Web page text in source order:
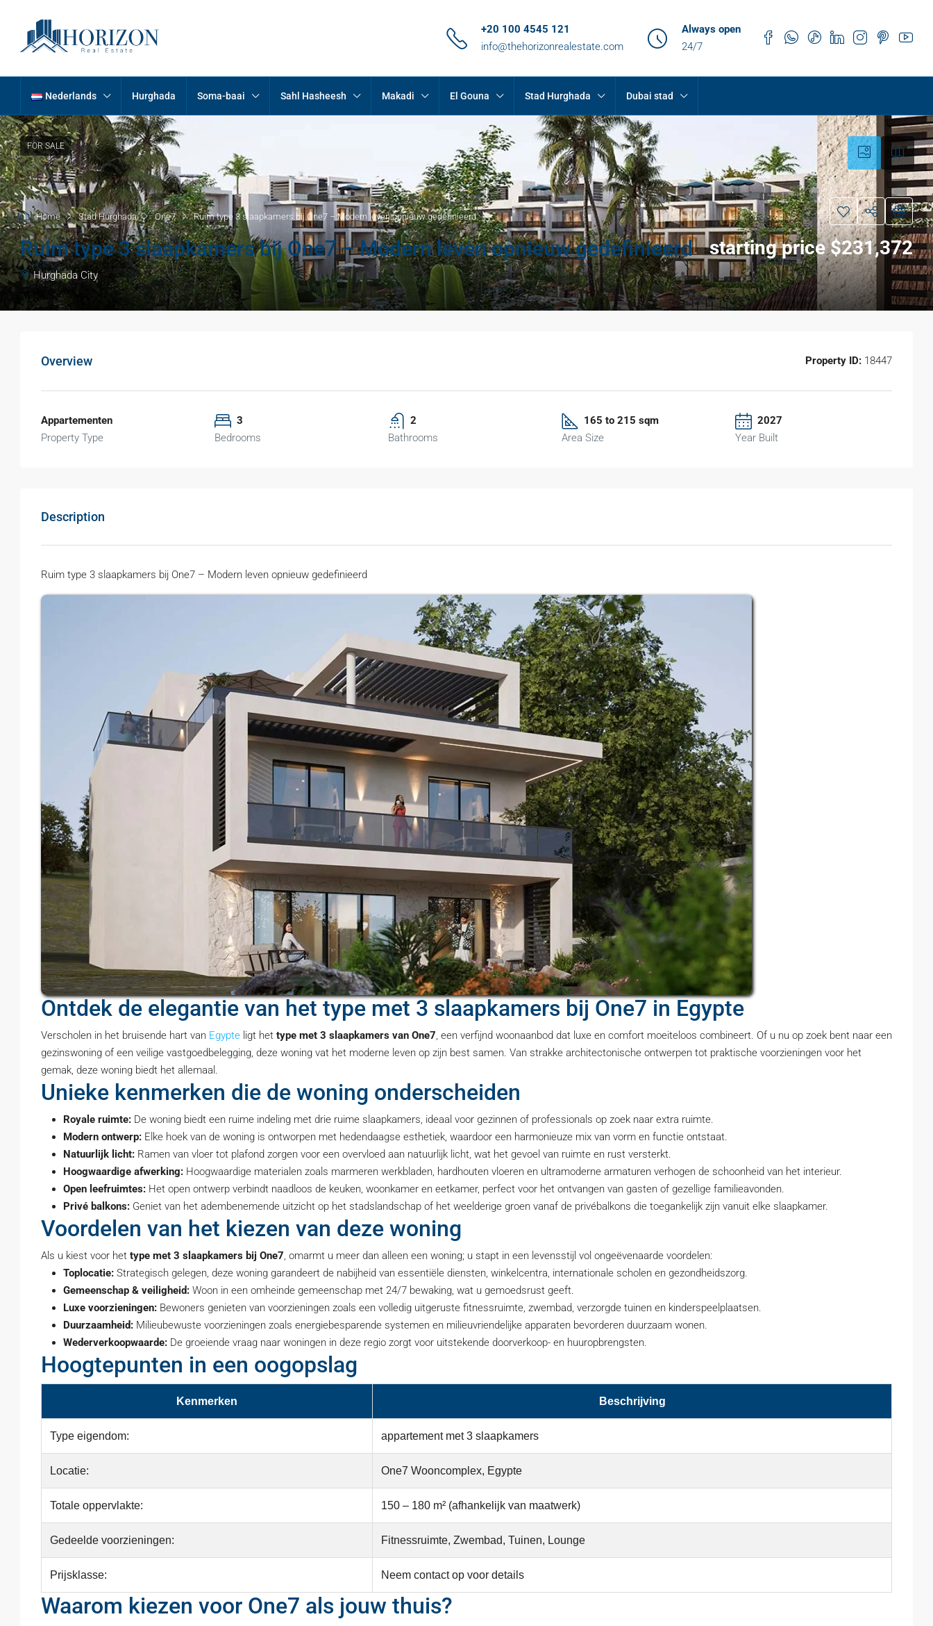
+20 100 4545 121
info@thehorizonrealestate.com
Always open
24/7
Nederlands Hurghada Soma-baai Sahl Hasheesh Makadi El Gouna Stad Hurghada Dubai stad
FOR SALE
Home Stad Hurghada One7 Ruim type 3 slaapkamers bij One7 – Modern leven opnieuw gedefinieerd
Ruim type 3 slaapkamers bij One7 – Modern leven opnieuw gedefinieerd
Hurghada City
starting price $231,372
Overview Property ID: 18447
Appartementen
Property Type
3
Bedrooms
2
Bathrooms
165 to 215 sqm
Area Size
2027
Year Built
Description
Ruim type 3 slaapkamers bij One7 – Modern leven opnieuw gedefinieerd
Ontdek de elegantie van het type met 3 slaapkamers bij One7 in Egypte
Verscholen in het bruisende hart van Egypte ligt het type met 3 slaapkamers van One7, een verfijnd woonaanbod dat luxe en comfort moeiteloos combineert. Of u nu op zoek bent naar een
gezinswoning of een veilige vastgoedbelegging, deze woning vat het moderne leven op zijn best samen. Van strakke architectonische ontwerpen tot praktische voorzieningen voor het
gemak, deze woning biedt het allemaal.
Unieke kenmerken die de woning onderscheiden
Royale ruimte: De woning biedt een ruime indeling met drie ruime slaapkamers, ideaal voor gezinnen of professionals op zoek naar extra ruimte.
Modern ontwerp: Elke hoek van de woning is ontworpen met hedendaagse esthetiek, waardoor een harmonieuze mix van vorm en functie ontstaat.
Natuurlijk licht: Ramen van vloer tot plafond zorgen voor een overvloed aan natuurlijk licht, wat het gevoel van ruimte en rust versterkt.
Hoogwaardige afwerking: Hoogwaardige materialen zoals marmeren werkbladen, hardhouten vloeren en ultramoderne armaturen verhogen de schoonheid van het interieur.
Open leefruimtes: Het open ontwerp verbindt naadloos de keuken, woonkamer en eetkamer, perfect voor het ontvangen van gasten of gezellige familieavonden.
Privé balkons: Geniet van het adembenemende uitzicht op het stadslandschap of het weelderige groen vanaf de privébalkons die toegankelijk zijn vanuit elke slaapkamer.
Voordelen van het kiezen van deze woning
Als u kiest voor het type met 3 slaapkamers bij One7, omarmt u meer dan alleen een woning; u stapt in een levensstijl vol ongeëvenaarde voordelen:
Toplocatie: Strategisch gelegen, deze woning garandeert de nabijheid van essentiële diensten, winkelcentra, internationale scholen en gezondheidszorg.
Gemeenschap & veiligheid: Woon in een omheinde gemeenschap met 24/7 bewaking, wat u gemoedsrust geeft.
Luxe voorzieningen: Bewoners genieten van voorzieningen zoals een volledig uitgeruste fitnessruimte, zwembad, verzorgde tuinen en kinderspeelplaatsen.
Duurzaamheid: Milieubewuste voorzieningen zoals energiebesparende systemen en milieuvriendelijke apparaten bevorderen duurzaam wonen.
Wederverkoopwaarde: De groeiende vraag naar woningen in deze regio zorgt voor uitstekende doorverkoop- en huuropbrengsten.
Hoogtepunten in een oogopslag
Kenmerken Beschrijving
Type eigendom: appartement met 3 slaapkamers
Locatie: One7 Wooncomplex, Egypte
Totale oppervlakte: 150 – 180 m² (afhankelijk van maatwerk)
Gedeelde voorzieningen: Fitnessruimte, Zwembad, Tuinen, Lounge
Prijsklasse: Neem contact op voor details
Waarom kiezen voor One7 als jouw thuis?